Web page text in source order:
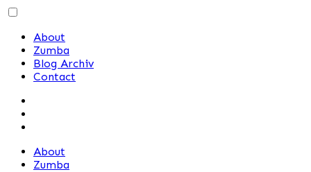
Skip
contentAbout
Zumba
Blog Archiv
Contact
About
Zumba